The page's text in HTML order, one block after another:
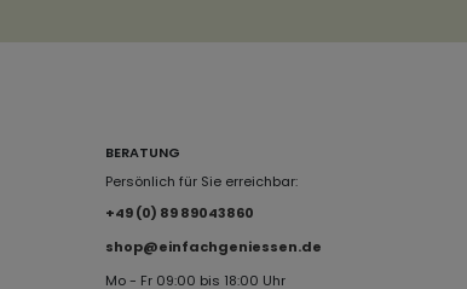
BERATUNG
Persönlich für Sie erreichbar:
+49 (0) 89 89043860
shop@einfachgeniessen.de
Mo - Fr 09:00 bis 18:00 Uhr